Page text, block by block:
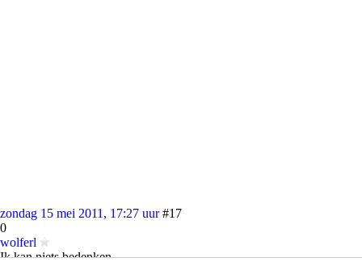
zondag 15 mei 2011, 17:27 uur #17
0
wolferl
Ik kan niets bedenken